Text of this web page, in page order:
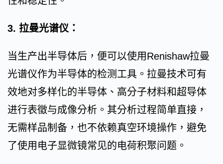
3. 拉曼光谱仪：
当生产出半导体后，便可以使用Renishaw拉曼
光谱仪作为半导体的检测工具。拉曼技术可有
效地对多样化的半导体、高分子材料和超导体
进行表徵与成像分析。其分析过程简单直接，
无需样品制备，也不依赖真空环境操作，避免
了使用电子显微镜常见的电荷积聚问题。